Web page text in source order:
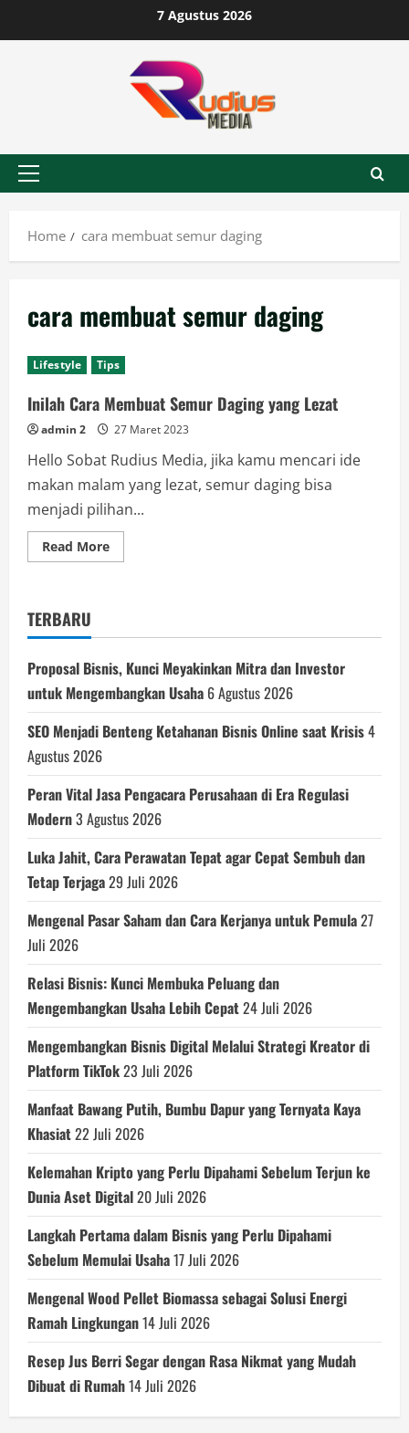
to
7 Agustus 2026
Primary
Home
cara membuat semur daging
cara membuat semur daging
Lifestyle Tips
Inilah Cara Membuat Semur Daging yang Lezat
admin 2 27 Maret 2023
Hello Sobat Rudius Media, jika kamu mencari ide
makan malam yang lezat, semur daging bisa
menjadi pilihan...
Read MoreRead
more
Daging
Lezat
TERBARU
Proposal Bisnis, Kunci Meyakinkan Mitra dan Investor
untuk Mengembangkan Usaha 6 Agustus 2026
SEO Menjadi Benteng Ketahanan Bisnis Online saat Krisis4
Agustus 2026
Peran Vital Jasa Pengacara Perusahaan di Era Regulasi
Modern3 Agustus 2026
Luka Jahit, Cara Perawatan Tepat agar Cepat Sembuh dan
Tetap Terjaga29 Juli 2026
Mengenal Pasar Saham dan Cara Kerjanya untuk Pemula27
Juli 2026
Relasi Bisnis: Kunci Membuka Peluang dan
Mengembangkan Usaha Lebih Cepat24 Juli 2026
Mengembangkan Bisnis Digital Melalui Strategi Kreator di
Platform TikTok23 Juli 2026
Manfaat Bawang Putih, Bumbu Dapur yang Ternyata Kaya
Khasiat22 Juli 2026
Kelemahan Kripto yang Perlu Dipahami Sebelum Terjun ke
Dunia Aset Digital20 Juli 2026
Langkah Pertama dalam Bisnis yang Perlu Dipahami
Sebelum Memulai Usaha17 Juli 2026
Mengenal Wood Pellet Biomassa sebagai Solusi Energi
Ramah Lingkungan14 Juli 2026
Resep Jus Berri Segar dengan Rasa Nikmat yang Mudah
Dibuat di Rumah14 Juli 2026